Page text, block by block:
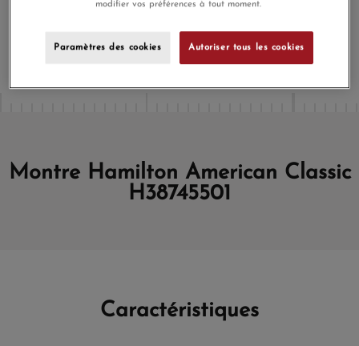
Montre Hamilton American Classic
H38745501
Caractéristiques
modifier vos préférences à tout moment.
Paramètres des cookies Autoriser tous les cookies